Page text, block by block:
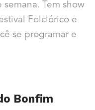
Tem show
Folclórico e
se programar e
Bonfim